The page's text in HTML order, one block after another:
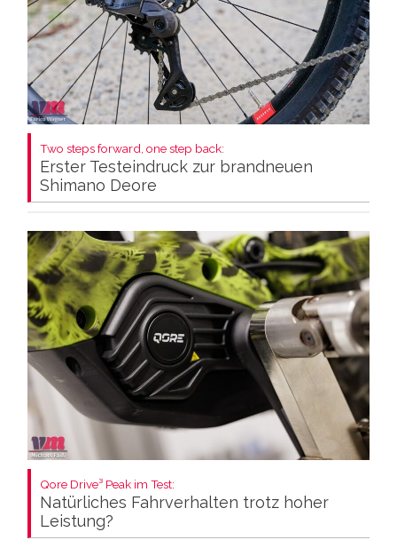
Two steps forward, one step back:
Erster Testeindruck zur brandneuen
Shimano Deore
Qore Drive³ Peak im Test:
Natürliches Fahrverhalten trotz hoher
Leistung?